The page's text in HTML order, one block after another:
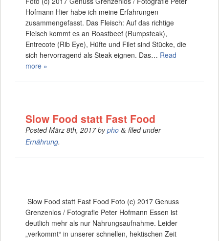
Hofmann Hier habe ich meine Erfahrungen
zusammengefasst. Das Fleisch: Auf das richtige
Fleisch kommt es an Roastbeef (Rumpsteak),
Entrecote (Rib Eye), Hüfte und Filet sind Stücke, die
sich hervorragend als Steak eignen. Das… Read
more »
Slow Food statt Fast Food
PostedMärz 8th, 2017bypho & filed under
Ernährung.
Slow Food statt Fast Food Foto (c) 2017 Genuss
Grenzenlos / Fotografie Peter Hofmann Essen ist
deutlich mehr als nur Nahrungsaufnahme. Leider
„verkommt“ in unserer schnellen, hektischen Zeit